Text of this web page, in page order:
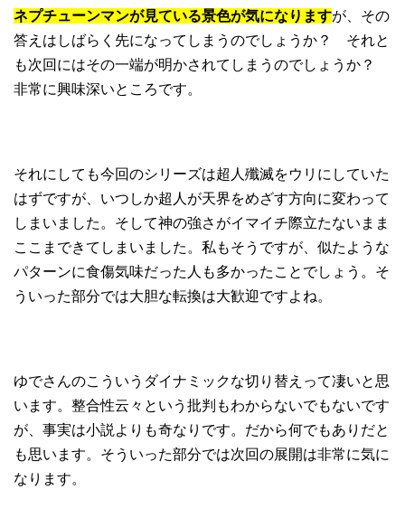
ネプチューンマンが見ている景色が気になりますが、その
答えはしばらく先になってしまうのでしょうか？ それと
も次回にはその一端が明かされてしまうのでしょうか？
非常に興味深いところです。
それにしても今回のシリーズは超人殲滅をウリにしていた
はずですが、いつしか超人が天界をめざす方向に変わって
しまいました。そして神の強さがイマイチ際立たないまま
ここまできてしまいました。私もそうですが、似たような
パターンに食傷気味だった人も多かったことでしょう。そ
ういった部分では大胆な転換は大歓迎ですよね。
ゆでさんのこういうダイナミックな切り替えって凄いと思
います。整合性云々という批判もわからないでもないです
が、事実は小説よりも奇なりです。だから何でもありだと
も思います。そういった部分では次回の展開は非常に気に
なります。